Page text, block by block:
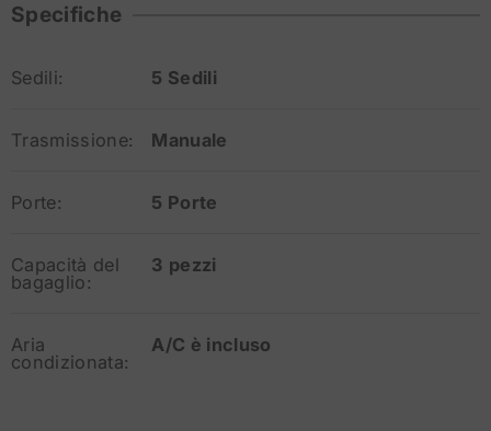
Specifiche
Sedili: 5 Sedili
Trasmissione: Manuale
Porte: 5 Porte
Capacità del
bagaglio:
3 pezzi
Aria
condizionata:
A/C è incluso